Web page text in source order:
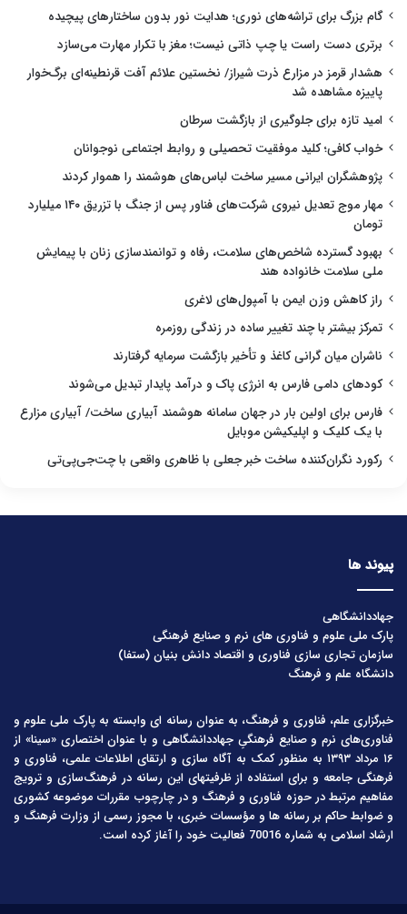
گام بزرگ برای تراشه‌های نوری؛ هدایت نور بدون ساختارهای پیچیده
برتری دست راست یا چپ ذاتی نیست؛ مغز با تکرار مهارت می‌سازد
هشدار قرمز در مزارع ذرت شیراز/ نخستین علائم آفت قرنطینه‌ای برگ‌خوار
پاییزه مشاهده شد
امید تازه برای جلوگیری از بازگشت سرطان
خواب کافی؛ کلید موفقیت تحصیلی و روابط اجتماعی نوجوانان
پژوهشگران ایرانی مسیر ساخت لباس‌های هوشمند را هموار کردند
مهار موج تعدیل نیروی شرکت‌های فناور پس از جنگ با تزریق ۱۴۰ میلیارد
تومان
بهبود گسترده شاخص‌های سلامت، رفاه و توانمندسازی زنان با پیمایش
ملی سلامت خانواده هند
راز کاهش وزن ایمن با آمپول‌های لاغری
تمرکز بیشتر با چند تغییر ساده در زندگی روزمره
ناشران میان گرانی کاغذ و تأخیر بازگشت سرمایه گرفتارند
کودهای دامی فارس به انرژی پاک و درآمد پایدار تبدیل می‌شوند
فارس برای اولین بار در جهان سامانه هوشمند آبیاری ساخت/ آبیاری مزارع
با یک کلیک و اپلیکیشن موبایل
رکورد نگران‌کننده ساخت خبر جعلی با ظاهری واقعی با چت‌جی‌پی‌تی
پیوند ها
جهاددانشگاهی
پارک ملی علوم و فناوری های نرم و صنایع فرهنگی
سازمان تجاری سازی فناوری و اقتصاد دانش بنیان (ستفا)
دانشگاه علم و فرهنگ
خبرگزاری علم، فناوری و فرهنگ، به عنوان رسانه ای وابسته به پارک ملی علوم و
فناوری‌های نرم و صنایع فرهنگیِ جهاددانشگاهی و با عنوان اختصاری «سینا» از
۱۶ مرداد ۱۳۹۳ به منظور کمک به آگاه سازی و ارتقای اطلاعات علمی، فناوری و
فرهنگی جامعه و برای استفاده از ظرفیتهای این رسانه در فرهنگ‌سازی و ترویج
مفاهیم مرتبط در حوزه فناوری و فرهنگ و در چارچوب مقررات موضوعه کشوری
و ضوابط حاکم بر رسانه ها و مؤسسات خبری، با مجوز رسمی از وزارت فرهنگ و
ارشاد اسلامی به شماره 70016 فعالیت خود را آغاز کرده است.